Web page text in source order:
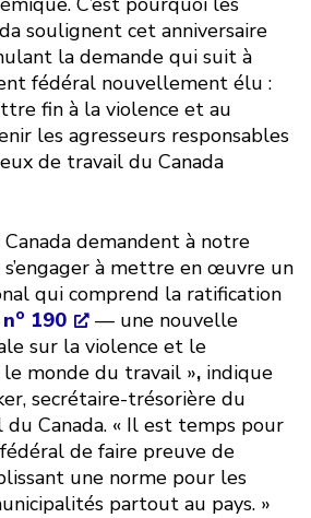
soulignent cet anniversaire
la demande qui suit à
fédéral nouvellement élu :
fin à la violence et au
les agresseurs responsables
de travail du Canada
Canada demandent à notre
à mettre en œuvre un
qui comprend la ratification
o 190
— une nouvelle
sur la violence et le
monde du travail », indique
secrétaire-trésorière du
Canada. « Il est temps pour
de faire preuve de
une norme pour les
partout au pays. »